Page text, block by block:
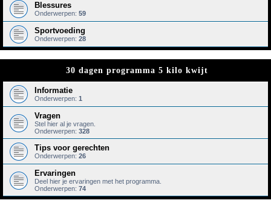
Blessures
Onderwerpen: 59
Sportvoeding
Onderwerpen: 28
30 dagen programma 5 kilo kwijt
Informatie
Onderwerpen: 1
Vragen
Stel hier al je vragen.
Onderwerpen: 328
Tips voor gerechten
Onderwerpen: 26
Ervaringen
Deel hier je ervaringen met het programma.
Onderwerpen: 74